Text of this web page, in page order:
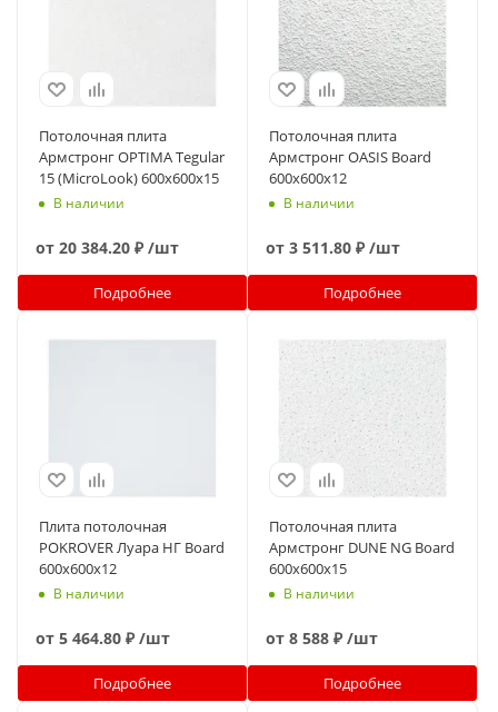
Потолочная плита
Армстронг OPTIMA Tegular
15 (MicroLook) 600x600x15
В наличии
от 20 384.20 ₽ /шт
Подробнее
Потолочная плита
Армстронг OASIS Board
600x600x12
В наличии
от 3 511.80 ₽ /шт
Подробнее
Плита потолочная
POKROVER Луара НГ Board
600х600х12
В наличии
от 5 464.80 ₽ /шт
Подробнее
Потолочная плита
Армстронг DUNE NG Board
600x600x15
В наличии
от 8 588 ₽ /шт
Подробнее